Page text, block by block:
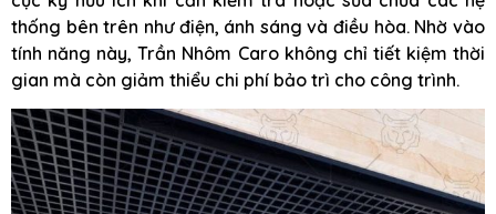
thống bên trên như điện, ánh sáng và điều hòa. Nhờ vào
tính năng này, Trần Nhôm Caro không chỉ tiết kiệm thời
gian mà còn giảm thiểu chi phí bảo trì cho công trình.